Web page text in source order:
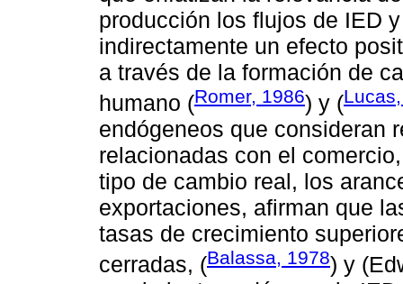
producción los flujos de IED
indirectamente un efecto
a través de la formación de
humano (Romer, 1986) y (
endógeneos que consideran
relacionadas con el
tipo de cambio real, los
exportaciones, afirman que
tasas de crecimiento
cerradas, (Balassa, 1978) y